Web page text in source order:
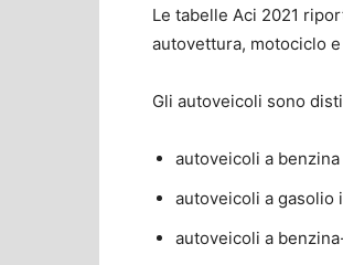
Le tabelle Aci 2021
autovettura, motociclo
Gli autoveicoli sono
autoveicoli a
autoveicoli a gasolio
autoveicoli a